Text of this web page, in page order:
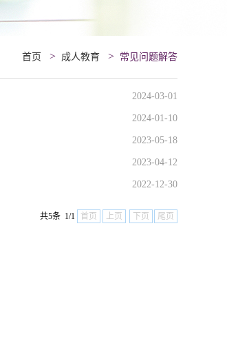
首页 > 成人教育 > 常见问题解答
2024-03-01
2024-01-10
2023-05-18
2023-04-12
2022-12-30
共5条 1/1 首页 上页 下页 尾页